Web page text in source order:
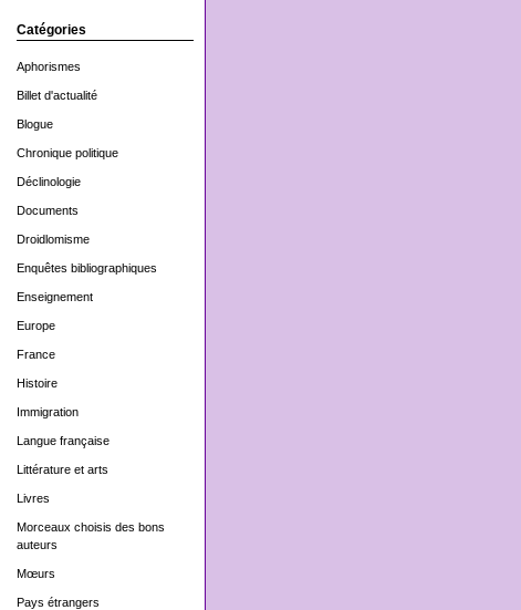
Catégories
Aphorismes
Billet d'actualité
Blogue
Chronique politique
Déclinologie
Documents
Droidlomisme
Enquêtes bibliographiques
Enseignement
Europe
France
Histoire
Immigration
Langue française
Littérature et arts
Livres
Morceaux choisis des bons
auteurs
Mœurs
Pays étrangers